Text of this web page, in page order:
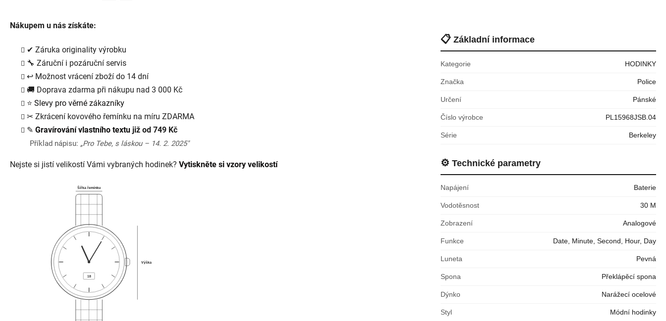
Nákupem u nás získáte:
✔ Záruka originality výrobku
🔧 Záruční i pozáruční servis
↩ Možnost vrácení zboží do 14 dní
🚚 Doprava zdarma při nákupu nad 3 000 Kč
⭐ Slevy pro věrné zákazníky
✂ Zkrácení kovového řemínku na míru ZDARMA
✎ Gravírování vlastního textu již od 749 Kč
Příklad nápisu: „Pro Tebe, s láskou – 14. 2. 2025"
Nejste si jistí velikostí Vámi vybraných hodinek? Vytiskněte si vzory velikostí
📋 Základní informace
Kategorie HODINKY
Značka Police
Určení Pánské
Číslo výrobce PL15968JSB.04
Série Berkeley
⚙️ Technické parametry
Napájení Baterie
Vodotěsnost 30 M
Zobrazení Analogové
Funkce Date, Minute, Second, Hour, Day
Luneta Pevná
Spona Překlápěcí spona
Dýnko Narážecí ocelové
Styl Módní hodinky